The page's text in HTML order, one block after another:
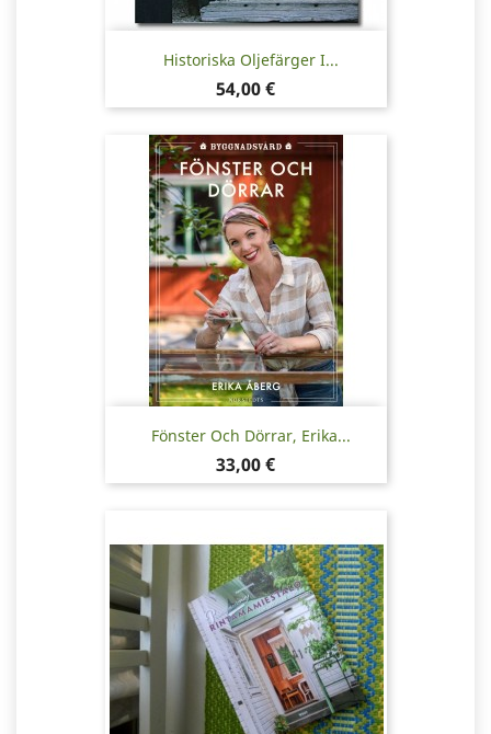
Historiska Oljefärger I...
Pris
54,00 €
Fönster Och Dörrar, Erika...
Pris
33,00 €